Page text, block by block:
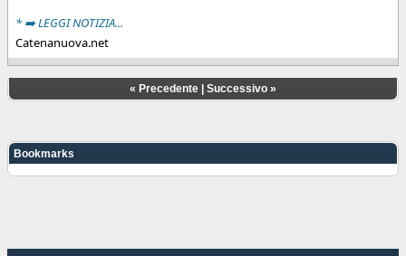
* ➡️ LEGGI NOTIZIA...
Catenanuova.net
« Precedente Successivo »
Bookmarks